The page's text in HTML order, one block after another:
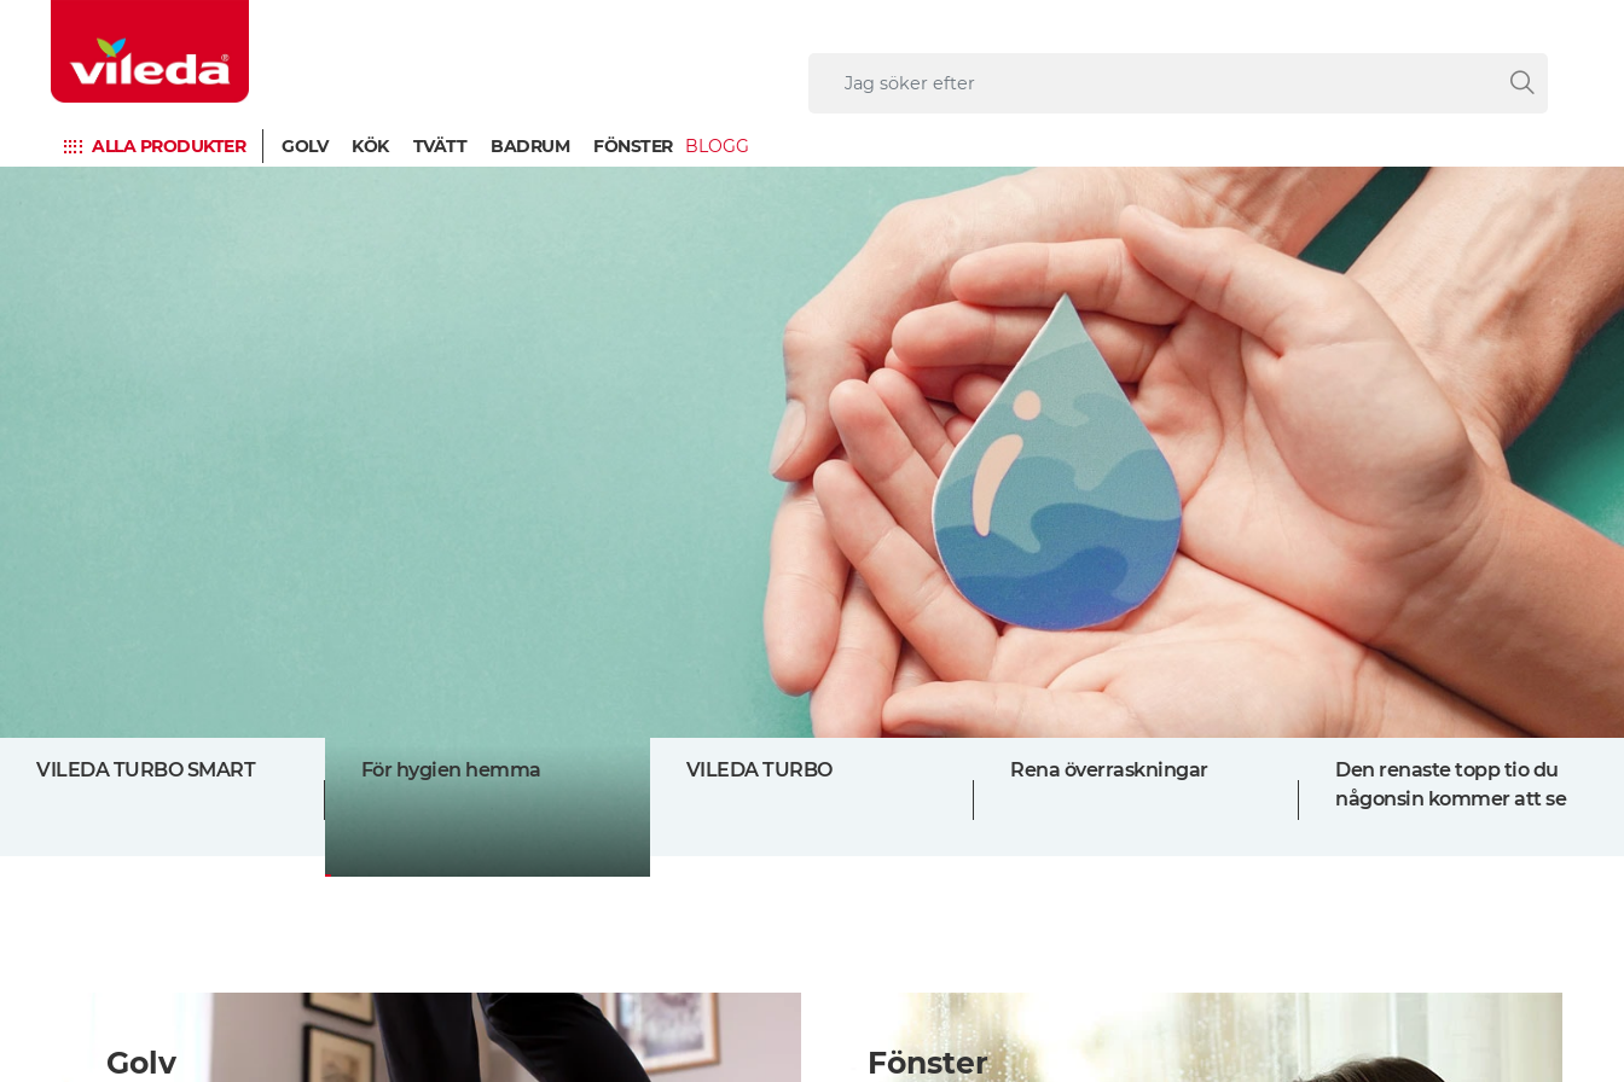
ALLA PRODUKTER GOLV KÖK TVÄTT BADRUM FÖNSTER BLOGG
VILEDA TURBO SMART För hygien hemma VILEDA TURBO Rena överraskningar
Den renaste topp tio du
någonsin kommer att se
Golv Fönster